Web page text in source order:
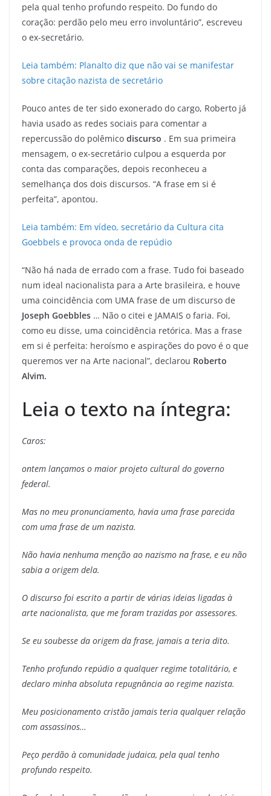
pela qual tenho profundo respeito. Do fundo do
coração: perdão pelo meu erro involuntário”, escreveu
o ex-secretário.
Leia também: Planalto diz que não vai se manifestar
sobre citação nazista de secretário
Pouco antes de ter sido exonerado do cargo, Roberto já
havia usado as redes sociais para comentar a
repercussão do polêmico discurso . Em sua primeira
mensagem, o ex-secretário culpou a esquerda por
conta das comparações, depois reconheceu a
semelhança dos dois discursos. “A frase em si é
perfeita”, apontou.
Leia também: Em vídeo, secretário da Cultura cita
Goebbels e provoca onda de repúdio
“Não há nada de errado com a frase. Tudo foi baseado
num ideal nacionalista para a Arte brasileira, e houve
uma coincidência com UMA frase de um discurso de
Joseph Goebbles … Não o citei e JAMAIS o faria. Foi,
como eu disse, uma coincidência retórica. Mas a frase
em si é perfeita: heroísmo e aspirações do povo é o que
queremos ver na Arte nacional”, declarou Roberto
Alvim.
Leia o texto na íntegra:
Caros:
ontem lançamos o maior projeto cultural do governo
federal.
Mas no meu pronunciamento, havia uma frase parecida
com uma frase de um nazista.
Não havia nenhuma menção ao nazismo na frase, e eu não
sabia a origem dela.
O discurso foi escrito a partir de várias ideias ligadas à
arte nacionalista, que me foram trazidas por assessores.
Se eu soubesse da origem da frase, jamais a teria dito.
Tenho profundo repúdio a qualquer regime totalitário, e
declaro minha absoluta repugnância ao regime nazista.
Meu posicionamento cristão jamais teria qualquer relação
com assassinos…
Peço perdão à comunidade judaica, pela qual tenho
profundo respeito.